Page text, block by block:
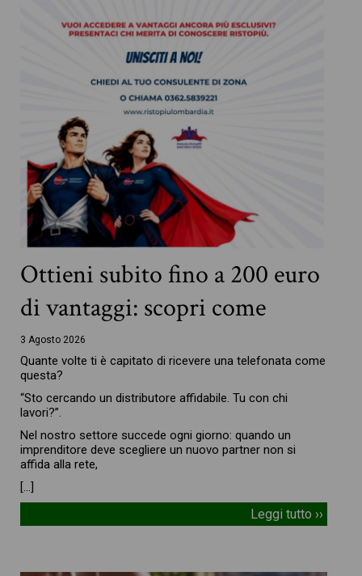
Ottieni subito fino a 200 euro
di vantaggi: scopri come
3 Agosto 2026
Quante volte ti è capitato di ricevere una telefonata come
questa?
“Sto cercando un distributore affidabile. Tu con chi
lavori?”.
Nel nostro settore succede ogni giorno: quando un
imprenditore deve scegliere un nuovo partner non si
affida alla rete,
[…]
Leggi tutto ››